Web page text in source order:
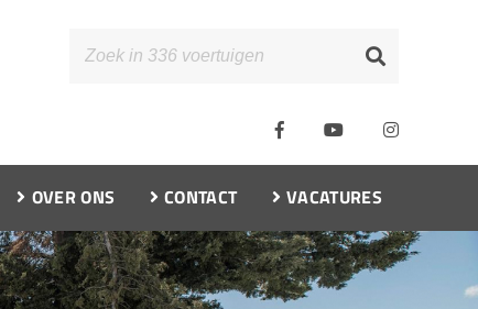
OVER ONS CONTACT VACATURES